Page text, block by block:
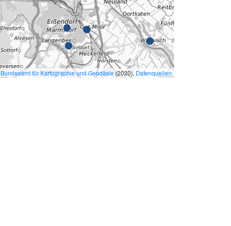
Bundesamt für Kartographie und Geodäsie(2020), Datenquellen